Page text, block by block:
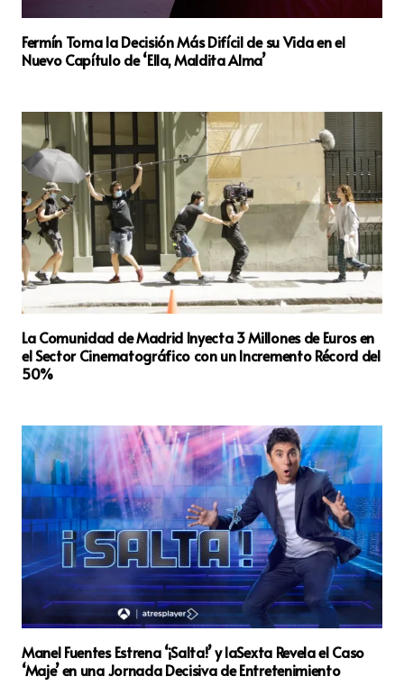
Fermín Toma la Decisión Más Difícil de su Vida en el
Nuevo Capítulo de ‘Ella, Maldita Alma’
La Comunidad de Madrid Inyecta 3 Millones de Euros en
el Sector Cinematográfico con un Incremento Récord del
50%
Manel Fuentes Estrena ‘¡Salta!’ y laSexta Revela el Caso
‘Maje’ en una Jornada Decisiva de Entretenimiento